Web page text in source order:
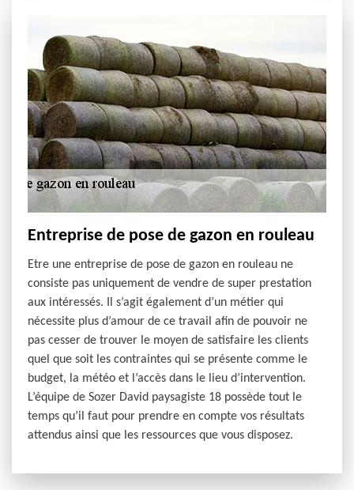
Entreprise de pose de gazon en rouleau
Etre une entreprise de pose de gazon en rouleau ne
consiste pas uniquement de vendre de super prestation
aux intéressés. Il s’agit également d’un métier qui
nécessite plus d’amour de ce travail afin de pouvoir ne
pas cesser de trouver le moyen de satisfaire les clients
quel que soit les contraintes qui se présente comme le
budget, la météo et l’accès dans le lieu d’intervention.
L’équipe de Sozer David paysagiste 18 possède tout le
temps qu’il faut pour prendre en compte vos résultats
attendus ainsi que les ressources que vous disposez.